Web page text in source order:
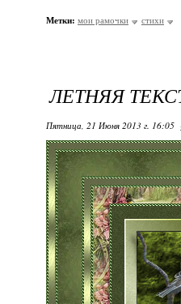
Метки: мои рамочки стихи
ЛЕТНЯЯ
Пятница, 21 Июня 2013 г. 16:05